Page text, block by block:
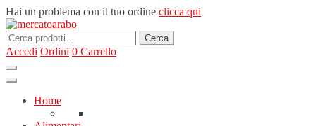
Hai un problema con il tuo ordine clicca qui
Cerca: Cerca
Accedi Ordini 0 Carrello
Home